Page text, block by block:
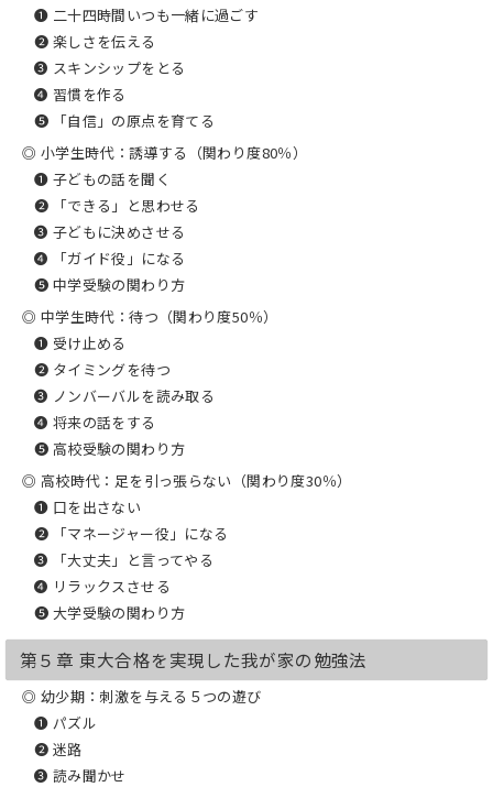
❶ 二十四時間いつも一緒に過ごす
❷ 楽しさを伝える
❸ スキンシップをとる
❹ 習慣を作る
❺ 「自信」の原点を育てる
◎ 小学生時代：誘導する（関わり度80％）
❶ 子どもの話を聞く
❷ 「できる」と思わせる
❸ 子どもに決めさせる
❹ 「ガイド役」になる
❺ 中学受験の関わり方
◎ 中学生時代：待つ（関わり度50％）
❶ 受け止める
❷ タイミングを待つ
❸ ノンバーバルを読み取る
❹ 将来の話をする
❺ 高校受験の関わり方
◎ 高校時代：足を引っ張らない（関わり度30％）
❶ 口を出さない
❷ 「マネージャー役」になる
❸ 「大丈夫」と言ってやる
❹ リラックスさせる
❺ 大学受験の関わり方
第５章 東大合格を実現した我が家の勉強法
◎ 幼少期：刺激を与える５つの遊び
❶ パズル
❷ 迷路
❸ 読み聞かせ